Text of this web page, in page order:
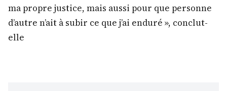
ma propre justice, mais aussi pour que personne
d’autre n’ait à subir ce que j’ai enduré », conclut-
elle